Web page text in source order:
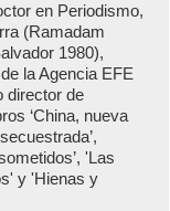
en Periodismo,
(Ramadam
1980),
la Agencia EFE
director de
‘China, nueva
'Las
y 'Hienas y